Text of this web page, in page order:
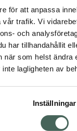
för att anpassa
trafik. Vi
och
har tillhandahållit
när som helst
lagligheten av
Inställningar
hals.
silikoner,
Visa